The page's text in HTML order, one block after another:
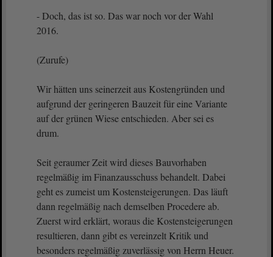
- Doch, das ist so. Das war noch vor der Wahl
2016.
(Zurufe)
Wir hätten uns seinerzeit aus Kostengründen und
aufgrund der geringeren Bauzeit für eine Variante
auf der grünen Wiese entschieden. Aber sei es
drum.
Seit geraumer Zeit wird dieses Bauvorhaben
regelmäßig im Finanzausschuss behandelt. Dabei
geht es zumeist um Kostensteigerungen. Das läuft
dann regelmäßig nach demselben Procedere ab.
Zuerst wird erklärt, woraus die Kostensteigerungen
resultieren, dann gibt es vereinzelt Kritik und
besonders regelmäßig zuverlässig von Herrn Heuer.